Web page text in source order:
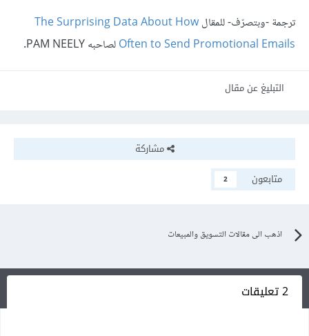
ترجمة -وبتصرّف- للمقالThe Surprising Data About How
Often to Send Promotional Emailsلصاحبه PAM NEELY.
التبليغ عن مقال
مشاركة
متابعون
2
اذهب الى مقالات التسويق والمبيعات
2 تعليقات